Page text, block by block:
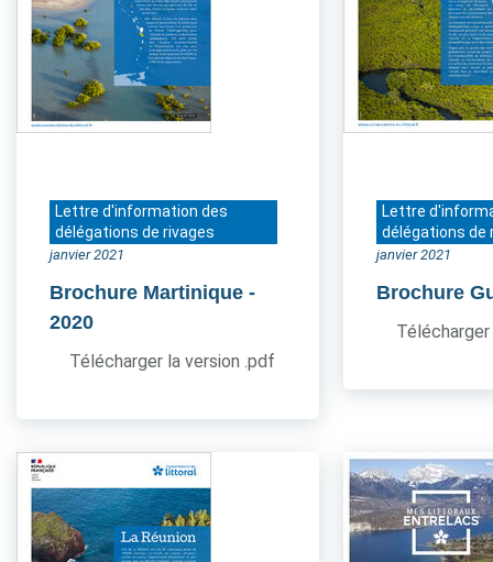
Lettre d'information des
délégations de rivages
janvier 2021
Brochure Martinique -
2020
Télécharger la version .pdf
Lettre
délégations de
janvier 2021
Brochure